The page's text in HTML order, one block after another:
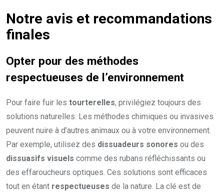
Notre avis et recommandations
finales
Opter pour des méthodes
respectueuses de l’environnement
Pour faire fuir les tourterelles, privilégiez toujours des
solutions naturelles. Les méthodes chimiques ou invasives
peuvent nuire à d’autres animaux ou à votre environnement.
Par exemple, utilisez des dissuadeurs sonores ou des
dissuasifs visuels comme des rubans réfléchissants ou
des effaroucheurs optiques. Ces solutions sont efficaces
tout en étant respectueuses de la nature. La clé est de